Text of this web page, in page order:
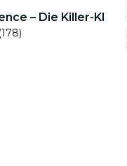
– Die Killer-KI
(178)